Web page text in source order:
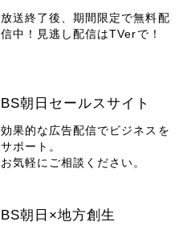
放送終了後、期間限定で無料配
信中！見逃し配信はTVerで！
BS朝日セールスサイト
効果的な広告配信でビジネスを
サポート。
お気軽にご相談ください。
BS朝日×地方創生